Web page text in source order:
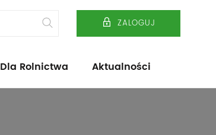
ZALOGUJ
Dla Rolnictwa Aktualności